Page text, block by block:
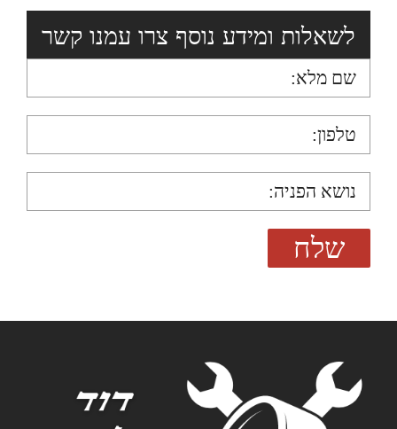
לשאלות ומידע נוסף צרו עמנו קשר